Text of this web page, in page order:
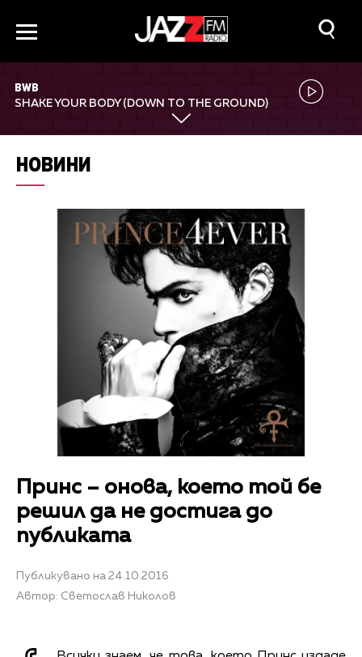
BWB
SHAKE YOUR BODY (DOWN TO THE GROUND)
НОВИНИ
Принс – онова, което той бе
решил да не достига до
публиката
Публикувано на 24.10.2016
Автор: Светослав Николов